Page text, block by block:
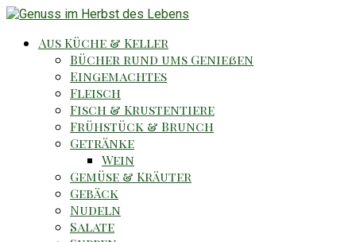
Aus Küche & Keller
Bücher rund ums Genießen
Eingemachtes
Fleisch
Fisch & Krustentiere
Frühstück & Brunch
Getränke
Wein
Gemüse & Kräuter
Gebäck
Nudeln
Salate